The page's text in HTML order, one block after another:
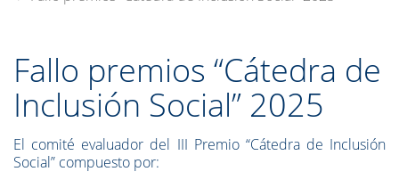
Fallo premios “Cátedra de
Inclusión Social” 2025
El comité evaluador del III Premio “Cátedra de Inclusión
Social” compuesto por: